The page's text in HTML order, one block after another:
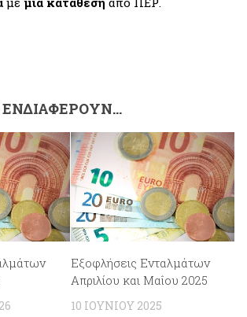
ΕΝΔΙΑΦΈΡΟΥΝ…
Εξοφλήσεις Ενταλμάτων
Απριλίου και Μαΐου 2025
10 ΙΟΥΝΊΟΥ 2025